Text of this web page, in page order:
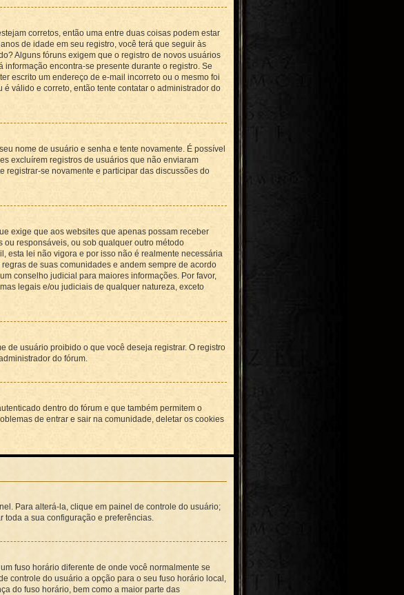
corretos, então uma entre duas coisas podem estar
de idade em seu registro, você terá que seguir às
Alguns fóruns exigem que o registro de novos usuários
encontra-se presente durante o registro. Se
escrito um endereço de e-mail incorreto ou o mesmo foi
válido e correto, então tente contatar o administrador do
nome de usuário e senha e tente novamente. É possível
excluírem registros de usuários que não enviaram
registrar-se novamente e participar das discussões do
exige que aos websites que apenas possam receber
responsáveis, ou sob qualquer outro método
esta lei não vigora e por isso não é realmente necessária
de suas comunidades e andem sempre de acordo
conselho judicial para maiores informações. Por favor,
legais e/ou judiciais de qualquer natureza, exceto
de usuário proibido o que você deseja registrar. O registro
do fórum.
dentro do fórum e que também permitem o
de entrar e sair na comunidade, deletar os cookies
Para alterá-la, clique em painel de controle do usuário;
toda a sua configuração e preferências.
fuso horário diferente de onde você normalmente se
controle do usuário a opção para o seu fuso horário local,
do fuso horário, bem como a maior parte das